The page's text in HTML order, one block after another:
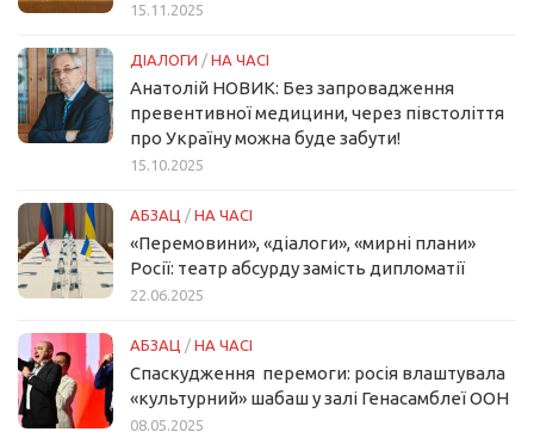
15.11.2025
ДІАЛОГИ / НА ЧАСІ
Анатолій НОВИК: Без запровадження
превентивної медицини, через півстоліття
про Україну можна буде забути!
15.10.2025
АБЗАЦ / НА ЧАСІ
«Перемовини», «діалоги», «мирні плани»
Росії: театр абсурду замість дипломатії
22.06.2025
АБЗАЦ / НА ЧАСІ
Спаскудження перемоги: росія влаштувала
«культурний» шабаш у залі Генасамблеї ООН
08.05.2025